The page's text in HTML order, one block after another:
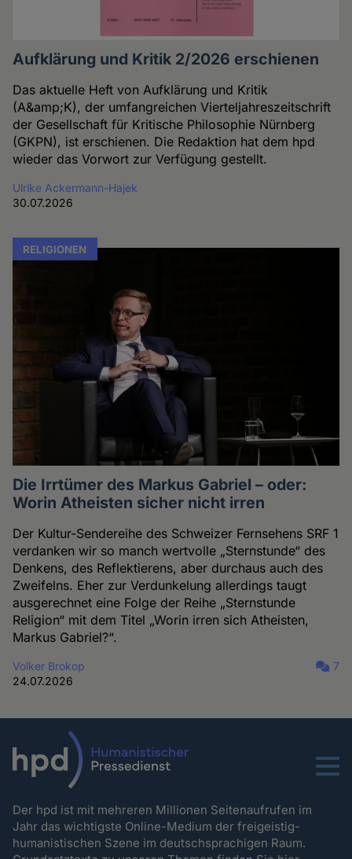
Aufklärung und Kritik 2/2026 erschienen
Das aktuelle Heft von Aufklärung und Kritik
(A&amp;K), der umfangreichen Vierteljahreszeitschrift
der Gesellschaft für Kritische Philosophie Nürnberg
(GKPN), ist erschienen. Die Redaktion hat dem hpd
wieder das Vorwort zur Verfügung gestellt.
Ulrike Ackermann-Hajek
30.07.2026
RELIGIONEN
Die Irrtümer des Markus Gabriel – oder:
Worin Atheisten sicher nicht irren
Der Kultur-Sendereihe des Schweizer Fernsehens SRF 1
verdanken wir so manch wertvolle „Sternstunde“ des
Denkens, des Reflektierens, aber durchaus auch des
Zweifelns. Eher zur Verdunkelung allerdings taugt
ausgerechnet eine Folge der Reihe „Sternstunde
Religion“ mit dem Titel „Worin irren sich Atheisten,
Markus Gabriel?“.
Volker Brokop
24.07.2026
7
Menu
Der hpd ist mit mehreren Millionen Seitenaufrufen im
Jahr das wichtigste Online-Medium der freigeistig-
humanistischen Szene im deutschsprachigen Raum.